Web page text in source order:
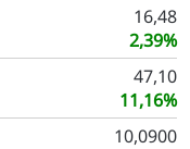
16,48
2,39%
47,10
11,16%
10,0900